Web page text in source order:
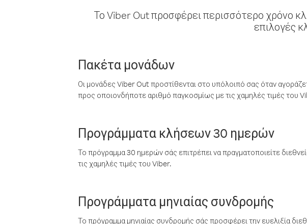
Το Viber Out προσφέρει περισσότερο χρόνο
επιλογές
Πακέτα μονάδων
Οι μονάδες Viber Out προστίθενται στο υπόλοιπό σας όταν
προς οποιονδήποτε αριθμό παγκοσμίως με τις χαμηλές τιμές του
Προγράμματα κλήσεων 30 ημερών
Το πρόγραμμα 30 ημερών σάς επιτρέπει να πραγματοποιείτε
τις χαμηλές τιμές του Viber.
Προγράμματα μηνιαίας συνδρομής
Το πρόγραμμα μηνιαίας συνδρομής σάς προσφέρει την ευελιξία